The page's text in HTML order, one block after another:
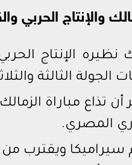
والإنتاج الحربي
نظيره الإنتاج
الثالثة
المصري.
سيراميكا ويقترب